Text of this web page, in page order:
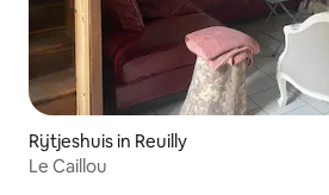
Rijtjeshuis in Reuilly
Le Caillou